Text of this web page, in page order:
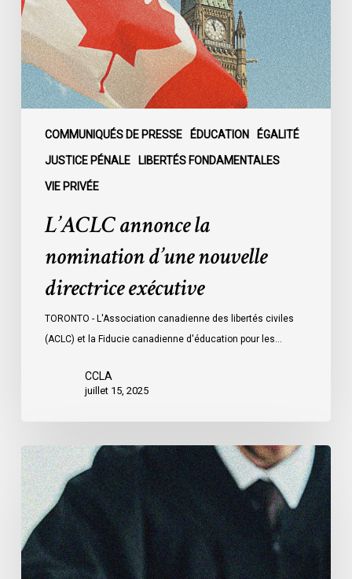
COMMUNIQUÉS DE PRESSE ÉDUCATION ÉGALITÉ
JUSTICE PÉNALE LIBERTÉS FONDAMENTALES
VIE PRIVÉE
nouvelle
directrice
exécutive
L’ACLC annonce la
nomination d’une nouvelle
directrice exécutive
TORONTO - L'Association canadienne des libertés civiles
(ACLC) et la Fiducie canadienne d'éducation pour les…
CCLA
juillet 15, 2025
La
Cour
européenne
des
droits
de